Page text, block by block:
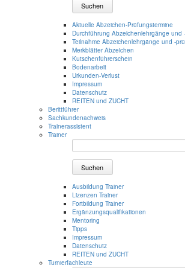
Suchen
Aktuelle Abzeichen-Prüfungstermine
Durchführung Abzeichenlehrgänge und
Teilnahme Abzeichenlehrgänge und -
Merkblätter Abzeichen
Kutschenführerschein
Bodenarbeit
Urkunden-Verlust
Impressum
Datenschutz
REITEN und ZUCHT
Berittführer
Sachkundenachweis
Trainerassistent
Trainer
Suchen
Ausbildung Trainer
Lizenzen Trainer
Fortbildung Trainer
Ergänzungsqualifikationen
Mentoring
Tipps
Impressum
Datenschutz
REITEN und ZUCHT
Turnierfachleute